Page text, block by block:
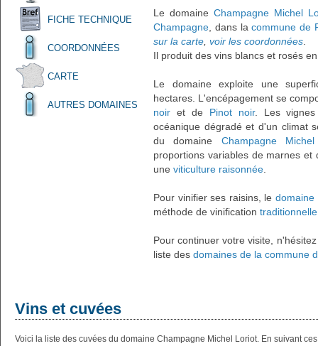
FICHE TECHNIQUE
COORDONNÉES
CARTE
AUTRES DOMAINES
Le domaine Champagne Michel
Champagne , dans lacommune de
sur la carte voir les coordonnées
Il produit des vins blancs et rosés
Le domaine exploite une
hectares. L'encépagement se
noir et de Pinot noir. Les
océanique dégradé et d'un climat
du domaine Champagne
proportions variables de marnes
une viticulture raisonnée
Pour vinifier ses raisins, le domaine
méthode de vinification
Pour continuer votre visite,
liste des domaines de la commune
Vins et cuvées
Voici la liste des cuvées du domaine Champagne Michel Loriot. En suivant